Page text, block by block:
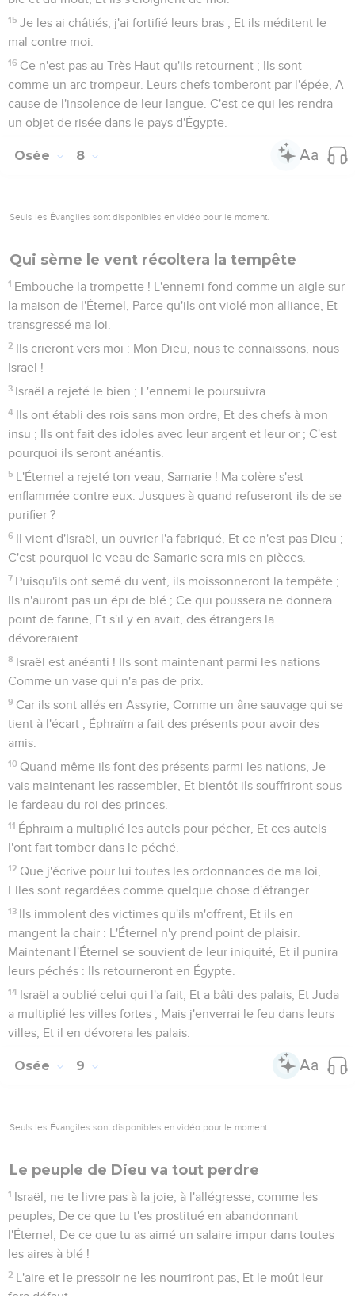
15 Je les ai châtiés, j'ai fortifié leurs bras ; Et ils méditent le
mal contre moi.
16 Ce n'est pas au Très Haut qu'ils retournent ; Ils sont
comme un arc trompeur. Leurs chefs tomberont par l'épée, A
cause de l'insolence de leur langue. C'est ce qui les rendra
un objet de risée dans le pays d'Égypte.
Osée 8
Seuls les Évangiles sont disponibles en vidéo pour le moment.
Qui sème le vent récoltera la tempête
1 Embouche la trompette ! L'ennemi fond comme un aigle sur
la maison de l'Éternel, Parce qu'ils ont violé mon alliance, Et
transgressé ma loi.
2 Ils crieront vers moi : Mon Dieu, nous te connaissons, nous
Israël !
3 Israël a rejeté le bien ; L'ennemi le poursuivra.
4 Ils ont établi des rois sans mon ordre, Et des chefs à mon
insu ; Ils ont fait des idoles avec leur argent et leur or ; C'est
pourquoi ils seront anéantis.
5 L'Éternel a rejeté ton veau, Samarie ! Ma colère s'est
enflammée contre eux. Jusques à quand refuseront-ils de se
purifier ?
6 Il vient d'Israël, un ouvrier l'a fabriqué, Et ce n'est pas Dieu ;
C'est pourquoi le veau de Samarie sera mis en pièces.
7 Puisqu'ils ont semé du vent, ils moissonneront la tempête ;
Ils n'auront pas un épi de blé ; Ce qui poussera ne donnera
point de farine, Et s'il y en avait, des étrangers la
dévoreraient.
8 Israël est anéanti ! Ils sont maintenant parmi les nations
Comme un vase qui n'a pas de prix.
9 Car ils sont allés en Assyrie, Comme un âne sauvage qui se
tient à l'écart ; Éphraïm a fait des présents pour avoir des
amis.
10 Quand même ils font des présents parmi les nations, Je
vais maintenant les rassembler, Et bientôt ils souffriront sous
le fardeau du roi des princes.
11 Éphraïm a multiplié les autels pour pécher, Et ces autels
l'ont fait tomber dans le péché.
12 Que j'écrive pour lui toutes les ordonnances de ma loi,
Elles sont regardées comme quelque chose d'étranger.
13 Ils immolent des victimes qu'ils m'offrent, Et ils en
mangent la chair : L'Éternel n'y prend point de plaisir.
Maintenant l'Éternel se souvient de leur iniquité, Et il punira
leurs péchés : Ils retourneront en Égypte.
14 Israël a oublié celui qui l'a fait, Et a bâti des palais, Et Juda
a multiplié les villes fortes ; Mais j'enverrai le feu dans leurs
villes, Et il en dévorera les palais.
Osée 9
Seuls les Évangiles sont disponibles en vidéo pour le moment.
Le peuple de Dieu va tout perdre
1 Israël, ne te livre pas à la joie, à l'allégresse, comme les
peuples, De ce que tu t'es prostitué en abandonnant
l'Éternel, De ce que tu as aimé un salaire impur dans toutes
les aires à blé !
2 L'aire et le pressoir ne les nourriront pas, Et le moût leur